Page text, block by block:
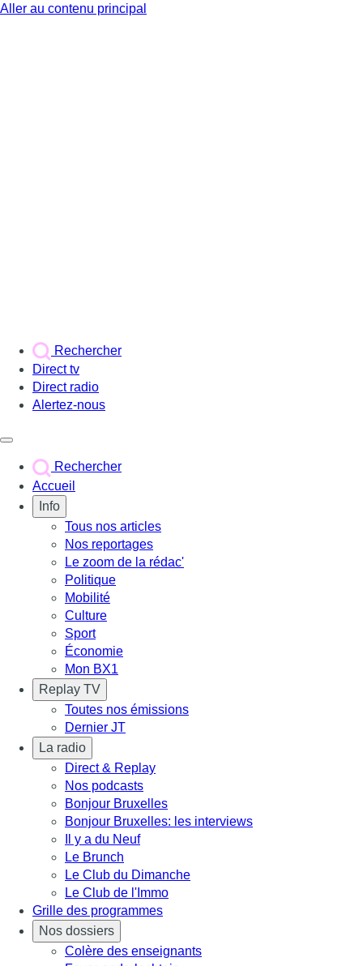
Aller au contenu principal
Rechercher
Direct tv
Direct radio
Alertez-nous
Rechercher
Accueil
Info
Tous nos articles
Nos reportages
Le zoom de la rédac'
Politique
Mobilité
Culture
Sport
Économie
Mon BX1
Replay TV
Toutes nos émissions
Dernier JT
La radio
Direct & Replay
Nos podcasts
Bonjour Bruxelles
Bonjour Bruxelles: les interviews
Il y a du Neuf
Le Brunch
Le Club du Dimanche
Le Club de l'Immo
Grille des programmes
Nos dossiers
Colère des enseignants